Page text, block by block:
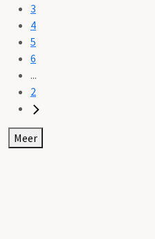
3
4
5
6
...
2
Meer